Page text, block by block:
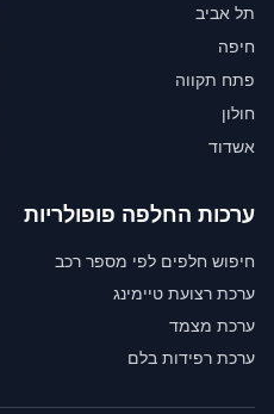
תל אביב
חיפה
פתח תקווה
חולון
אשדוד
ערכות החלפה פופולריות
חיפוש חלפים לפי מספר רכב
ערכת רצועת טיימינג
ערכת מצמד
ערכת רפידות בלם